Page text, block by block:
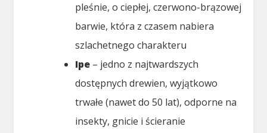
pleśnie, o ciepłej, czerwono-brązowej
barwie, która z czasem nabiera
szlachetnego charakteru
Ipe – jedno z najtwardszych
dostępnych drewien, wyjątkowo
trwałe (nawet do 50 lat), odporne na
insekty, gnicie i ścieranie